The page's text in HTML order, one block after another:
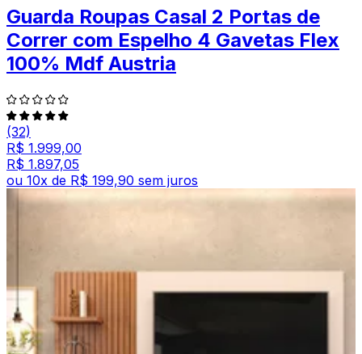
Guarda Roupas Casal 2 Portas de
Correr com Espelho 4 Gavetas Flex
100% Mdf Austria
(32)
R$ 1.999,00
R$ 1.897,05
ou 10x de R$ 199,90 sem juros